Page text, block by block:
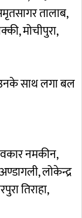
तालाब,
मोचीपुरा,
उनके साथ लगा बल
नमकीन,
लोकेन्द्र
तिराहा,